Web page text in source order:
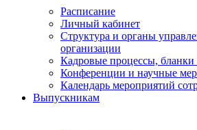
Расписание
Личный кабинет
Структура и органы
организации
Кадровые процессы, бланки
Конференции и научные
Календарь мероприятий
Выпускникам